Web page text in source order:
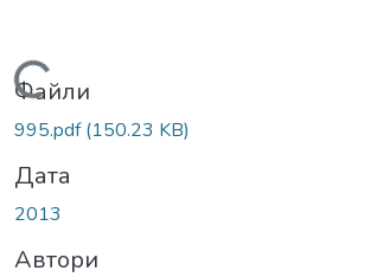
Вантажиться...
Файли
995.pdf(150.23 KB)
Дата
2013
Автори